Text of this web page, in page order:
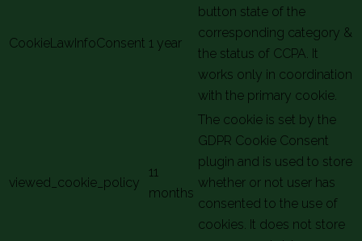
CookieLawInfoConsent 1 year
button state of the
corresponding category &
the status of CCPA. It
works only in coordination
with the primary cookie.
viewed_cookie_policy
11
months
The cookie is set by the
GDPR Cookie Consent
plugin and is used to store
whether or not user has
consented to the use of
cookies. It does not store